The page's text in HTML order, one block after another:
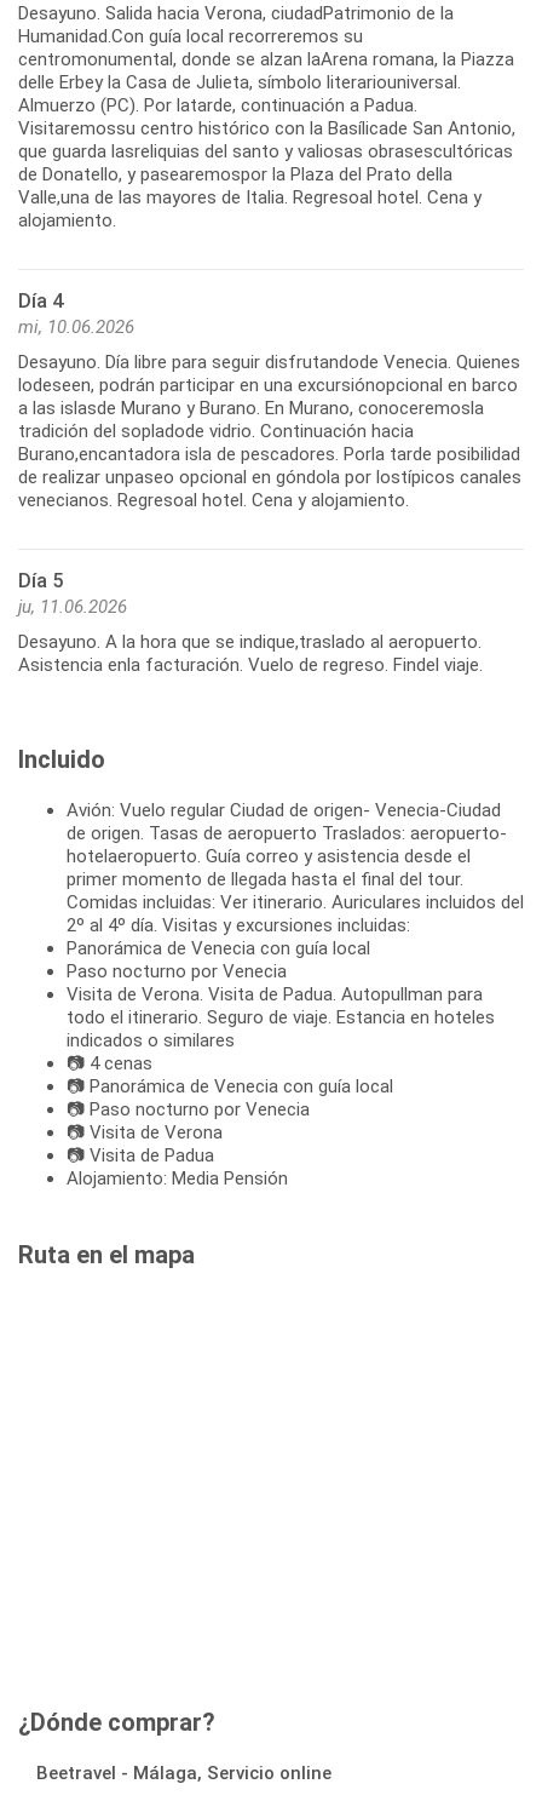
Desayuno. Salida hacia Verona, ciudadPatrimonio de la
Humanidad.Con guía local recorreremos su
centromonumental, donde se alzan laArena romana, la Piazza
delle Erbey la Casa de Julieta, símbolo literariouniversal.
Almuerzo (PC). Por latarde, continuación a Padua.
Visitaremossu centro histórico con la Basílicade San Antonio,
que guarda lasreliquias del santo y valiosas obrasescultóricas
de Donatello, y pasearemospor la Plaza del Prato della
Valle,una de las mayores de Italia. Regresoal hotel. Cena y
alojamiento.
Día 4
mi, 10.06.2026
Desayuno. Día libre para seguir disfrutandode Venecia. Quienes
lodeseen, podrán participar en una excursiónopcional en barco
a las islasde Murano y Burano. En Murano, conoceremosla
tradición del sopladode vidrio. Continuación hacia
Burano,encantadora isla de pescadores. Porla tarde posibilidad
de realizar unpaseo opcional en góndola por lostípicos canales
venecianos. Regresoal hotel. Cena y alojamiento.
Día 5
ju, 11.06.2026
Desayuno. A la hora que se indique,traslado al aeropuerto.
Asistencia enla facturación. Vuelo de regreso. Findel viaje.
Incluido
Avión: Vuelo regular Ciudad de origen- Venecia-Ciudad
de origen. Tasas de aeropuerto Traslados: aeropuerto-
hotelaeropuerto. Guía correo y asistencia desde el
primer momento de llegada hasta el final del tour.
Comidas incluidas: Ver itinerario. Auriculares incluidos del
2º al 4º día. Visitas y excursiones incluidas:
Panorámica de Venecia con guía local
Paso nocturno por Venecia
Visita de Verona. Visita de Padua. Autopullman para
todo el itinerario. Seguro de viaje. Estancia en hoteles
indicados o similares
📷 4 cenas
📷 Panorámica de Venecia con guía local
📷 Paso nocturno por Venecia
📷 Visita de Verona
📷 Visita de Padua
Alojamiento: Media Pensión
Ruta en el mapa
¿Dónde comprar?
Beetravel - Málaga, Servicio online